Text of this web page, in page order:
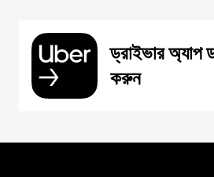
ড্রাইভার অ্যাপ
করুন